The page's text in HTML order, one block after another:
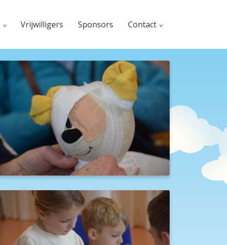
Vrijwilligers Sponsors Contact